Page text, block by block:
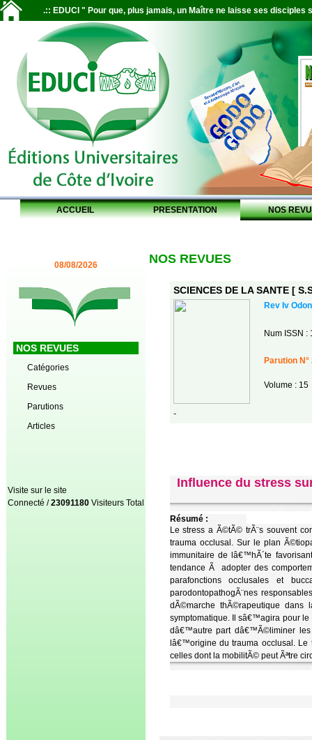
.:: EDUCI " Pour que, plus jamais, un Maître ne laisse ses disciples
ACCUEIL PRESENTATION NOS
08/08/2026
NOS REVUES
Catégories
Revues
Parutions
Articles
Visite sur le site
Connecté /23091180 Visiteurs Total
NOS REVUES
SCIENCES DE LA SANTE [
Rev Iv
Num ISSN :
Parution N°
Volume : 15
-
Influence du stress
Résumé :
Le stress a Ã©tÃ© trÃ¨s souvent
trauma occlusal. Sur le plan
immunitaire de lâ€™hÃ´te
tendance Ã adopter des
parafonctions occlusales et
parodontopathogÃ¨nes
dÃ©marche thÃ©rapeutique
symptomatique. Il sâ€™agira pour
dâ€™autre part dâ€™Ã©liminer
lâ€™origine du trauma occlusal.
celles dont la mobilitÃ© peut Ãªtre